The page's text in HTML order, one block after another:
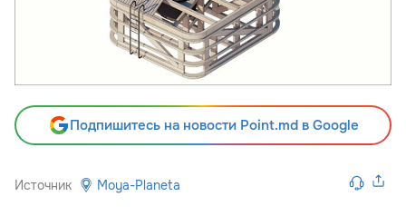
Подпишитесь на новости Point.md в Google
Источник Moya-Planeta